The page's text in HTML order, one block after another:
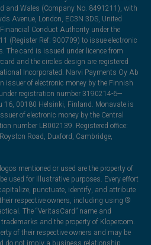
and Wales (Company No. 8491211), with
Avenue, London, EC3N 3DS, United
Conduct Authority under the
(Register Ref: 900709) to issue electronic
The card is issued under licence from
and the circles design are registered
Incorporated. Narvi Payments Oy Ab
issuer of electronic money by the Finnish
registration number 3190214-6—
16, 00180 Helsinki, Finland. Monavate is
of electronic money by the Central
number LB002139. Registered office:
Road, Duxford, Cambridge,
mentioned or used are the property of
used for illustrative purposes. Every effort
punctuate, identify, and attribute
respective owners, including using ®
The “VeritasCard” name and
and the property of Klopercom.
of their respective owners and may be